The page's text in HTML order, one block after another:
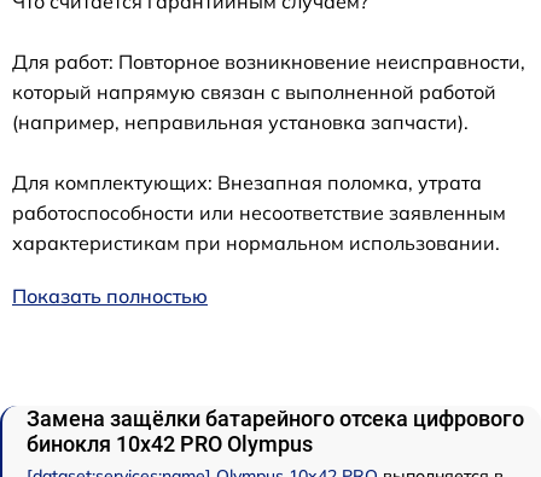
Для работ: Повторное возникновение неисправности,
который напрямую связан с выполненной работой
(например, неправильная установка запчасти).
Для комплектующих: Внезапная поломка, утрата
работоспособности или несоответствие заявленным
характеристикам при нормальном использовании.
Показать полностью
Замена защёлки батарейного отсека цифрового
бинокля 10x42 PRO Olympus